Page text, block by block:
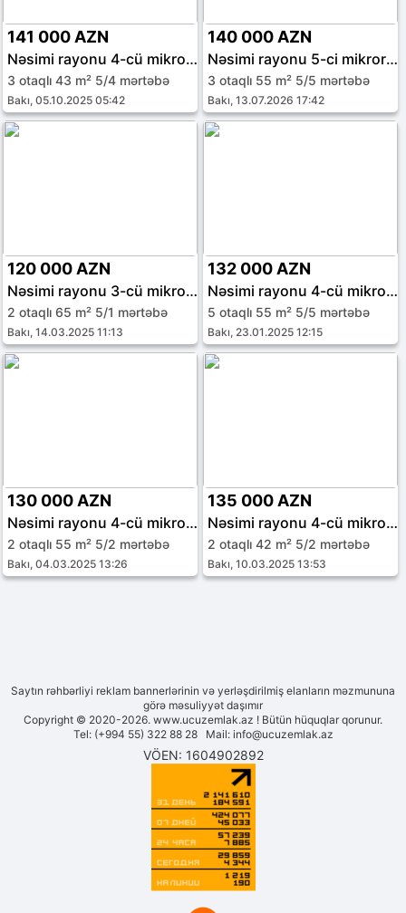
141 000 AZN
Nəsimi rayonu 4-cü mikrorayon
3 otaqlı 43 m² 5/4 mərtəbə
Bakı, 05.10.2025 05:42
140 000 AZN
Nəsimi rayonu 5-ci mikrorayon
3 otaqlı 55 m² 5/5 mərtəbə
Bakı, 13.07.2026 17:42
120 000 AZN
Nəsimi rayonu 3-cü mikrorayon
2 otaqlı 65 m² 5/1 mərtəbə
Bakı, 14.03.2025 11:13
132 000 AZN
Nəsimi rayonu 4-cü mikrorayon
5 otaqlı 55 m² 5/5 mərtəbə
Bakı, 23.01.2025 12:15
130 000 AZN
Nəsimi rayonu 4-cü mikrorayon
2 otaqlı 55 m² 5/2 mərtəbə
Bakı, 04.03.2025 13:26
135 000 AZN
Nəsimi rayonu 4-cü mikrorayon
2 otaqlı 42 m² 5/2 mərtəbə
Bakı, 10.03.2025 13:53
Saytın rəhbərliyi reklam bannerlərinin və yerləşdirilmiş elanların məzmununa
görə məsuliyyət daşımır
Copyright © 2020-2026. www.ucuzemlak.az ! Bütün hüquqlar qorunur.
Tel: (+994 55) 322 88 28 Mail: info@ucuzemlak.az
VÖEN: 1604902892